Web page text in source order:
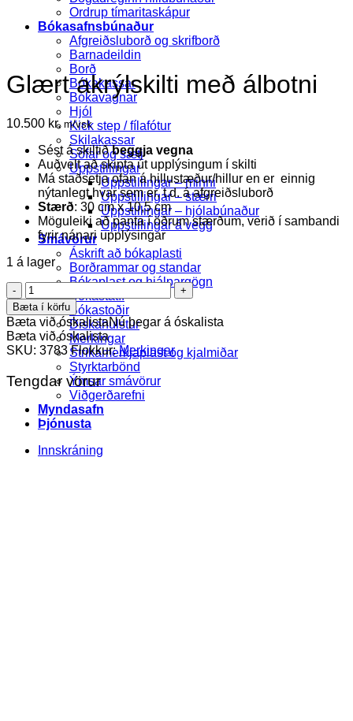
Ordrup tímaritaskápur
Bókasafnsbúnaður
Afgreiðsluborð og skrifborð
Barnadeildin
Borð
Bókakassar
Bókavagnar
Hjól
Kick step / fílafótur
Skilakassar
Sófar og sæti
Uppstillingar
Uppstillingar – minni
Uppstillingar – stærri
Uppstillingar – hjólabúnaður
Uppstillingar á vegg
Smávörur
Áskrift að bókaplasti
Borðrammar og standar
Bókaplast og hjálpargögn
Bókastatíf
Bókastoðir
Diskahulstur
Merkingar
Strikamerkjaplast og kjalmiðar
Styrktarbönd
Ýmsar smávörur
Viðgerðarefni
Myndasafn
Þjónusta
Innskráning
Glært akrýlskilti með álbotni
10.500 kr. m/vsk
Sést á skiltiðbeggja vegna
Auðvelt að skipta út upplýsingum í skilti
Má staðsetja ofan á hillustæður/hillur en er einnig
nýtanlegt hvar sem er, t.d. á afgreiðsluborð
Stærð: 30 cm x 10,5 cm
Möguleiki að panta í öðrum stærðum, verið í sambandi
fyrir nánari upplýsingar
1 á lager
Glært
akrýlskilti
með
álbotni
quantity
Bæta í körfu
Bæta við óskalistaNú þegar á óskalista
Bæta við óskalista
SKU: 3783 Flokkur:Merkingar
Tengdar vörur